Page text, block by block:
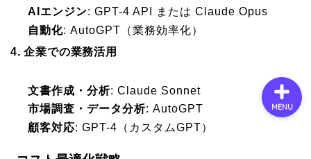
AIエンジン: GPT-4 API または Claude Opus
自動化: AutoGPT（業務効率化）
4. 企業での業務活用
文書作成・分析: Claude Sonnet
市場調査・データ分析: AutoGPT
顧客対応: GPT-4（カスタムGPT）
MENU
お問い合わせ